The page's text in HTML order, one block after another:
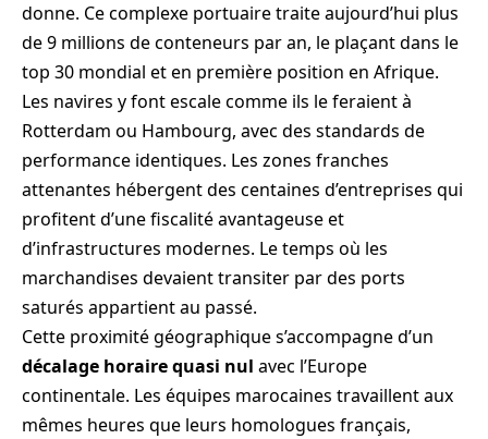
donne. Ce complexe portuaire traite aujourd’hui plus
de 9 millions de conteneurs par an, le plaçant dans le
top 30 mondial et en première position en Afrique.
Les navires y font escale comme ils le feraient à
Rotterdam ou Hambourg, avec des standards de
performance identiques. Les zones franches
attenantes hébergent des centaines d’entreprises qui
profitent d’une fiscalité avantageuse et
d’infrastructures modernes. Le temps où les
marchandises devaient transiter par des ports
saturés appartient au passé.
Cette proximité géographique s’accompagne d’un
décalage horaire quasi nul avec l’Europe
continentale. Les équipes marocaines travaillent aux
mêmes heures que leurs homologues français,